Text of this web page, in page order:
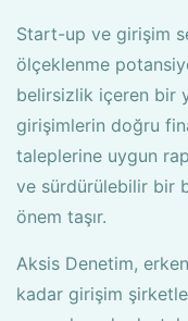
Start-up ve girişim
ölçeklenme
belirsizlik içeren bir
girişimlerin doğru
taleplerine uygun
ve sürdürülebilir bir
önem taşır.
Aksis Denetim,
kadar girişim